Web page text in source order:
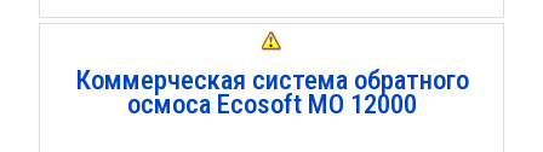
Коммерческая система обратного
осмоса Ecosoft MO 12000